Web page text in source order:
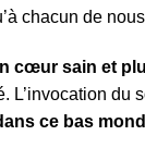
chacun de
cœur sain et
ce bas